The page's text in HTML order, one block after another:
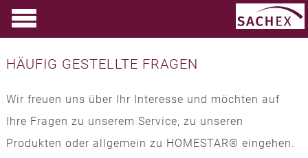
HÄUFIG GESTELLTE FRAGEN
Wir freuen uns über Ihr Interesse und möchten auf
Ihre Fragen zu unserem Service, zu unseren
Produkten oder allgemein zu HOMESTAR® eingehen.